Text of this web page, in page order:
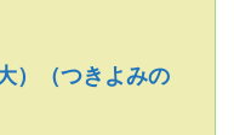
）（つきよみの